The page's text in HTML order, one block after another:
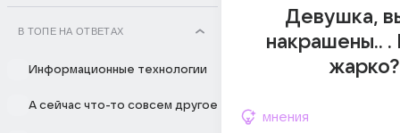
В ТОПЕ НА ОТВЕТАХ
Информационные технологии
А сейчас что-то совсем другое
Девушка,
накрашены.. .
жарко?
мнения